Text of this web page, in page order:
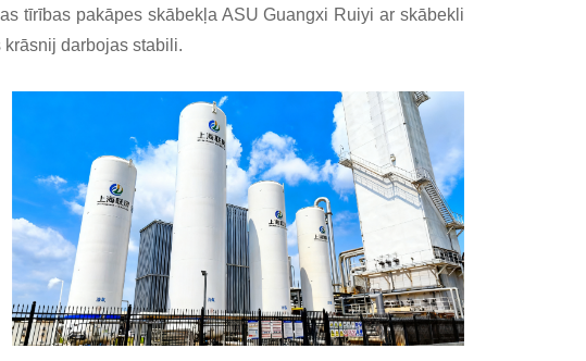
tīrības pakāpes skābekļa ASU Guangxi Ruiyi ar skābekli
darbojas stabili.